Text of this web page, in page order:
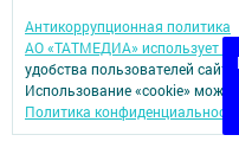
Антикоррупционная политика
АО «ТАТМЕДИА» использует
удобства пользователей
Использование «cookie»
Политика конфиденциальности